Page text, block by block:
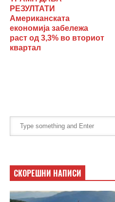
РЕЗУЛТАТИ
Американската
економија забележа
раст од 3,3% во вториот
квартал
СКОРЕШНИ НАПИСИ